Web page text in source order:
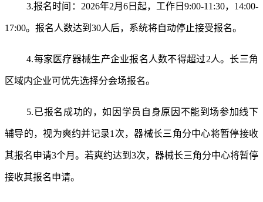
3.报名时间：2026年2月6日起，工作日9:00-11:30，14:00-
17:00。报名人数达到30人后，系统将自动停止接受报名。
4.每家医疗器械生产企业报名人数不得超过2人。长三角
区域内企业可优先选择分会场报名。
5.已报名成功的，如因学员自身原因不能到场参加线下
辅导的，视为爽约并记录1次，器械长三角分中心将暂停接收
其报名申请3个月。若爽约达到3次，器械长三角分中心将暂停
接收其报名申请。